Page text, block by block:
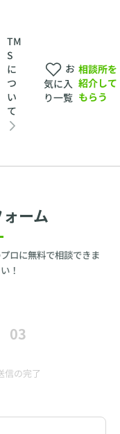
TM
S
に
つ
い
て
お
気に入
り一覧
相談所を
紹介して
もらう
ーム
ロに無料で相談できま
！
03
信の完了